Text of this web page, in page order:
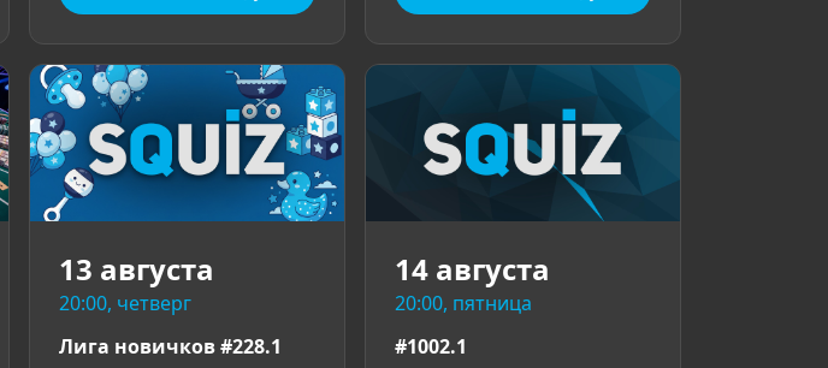
13 августа
20:00, четверг
Лига новичков #228.1
14 августа
20:00, пятница
#1002.1